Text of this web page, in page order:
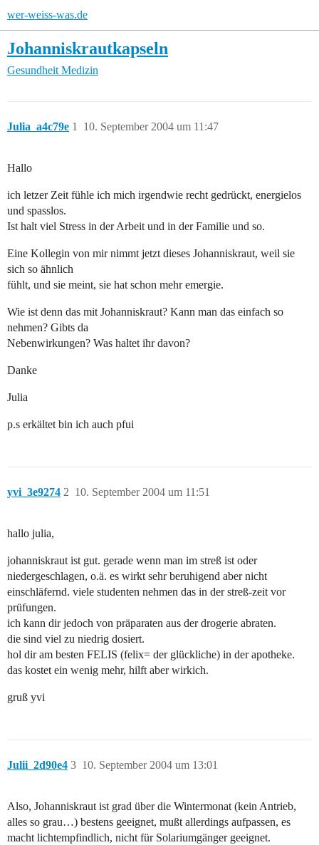
wer-weiss-was.de
Johanniskrautkapseln
Gesundheit Medizin
Julia_a4c79e 10. September 2004 um 11:47
1
Hallo
ich letzer Zeit fühle ich mich irgendwie recht gedrückt, energielos
und spasslos.
Ist halt viel Stress in der Arbeit und in der Familie und so.
Eine Kollegin von mir nimmt jetzt dieses Johanniskraut, weil sie
sich so ähnlich
fühlt, und sie meint, sie hat schon mehr emergie.
Wie ist denn das mit Johanniskraut? Kann man das einfach so
nehmen? Gibts da
Nebenwirkungen? Was haltet ihr davon?
Danke
Julia
p.s erkältet bin ich auch pfui
yvi_3e9274 10. September 2004 um 11:51
2
hallo julia,
johanniskraut ist gut. gerade wenn man im streß ist oder
niedergeschlagen, o.ä. es wirkt sehr beruhigend aber nicht
einschläfernd. viele studenten nehmen das in der streß-zeit vor
prüfungen.
ich kann dir jedoch von präparaten aus der drogerie abraten.
die sind viel zu niedrig dosiert.
hol dir am besten FELIS (felix= der glückliche) in der apotheke.
das kostet ein wenig mehr, hilft aber wirkich.
gruß yvi
Julii_2d90e4 10. September 2004 um 13:01
3
Also, Johanniskraut ist grad über die Wintermonat (kein Antrieb,
alles so grau…) bestens geeignet, mußt allerdings aufpassen, es
macht lichtempfindlich, nicht für Solariumgänger geeignet.